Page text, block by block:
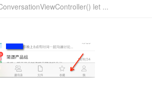
let ...